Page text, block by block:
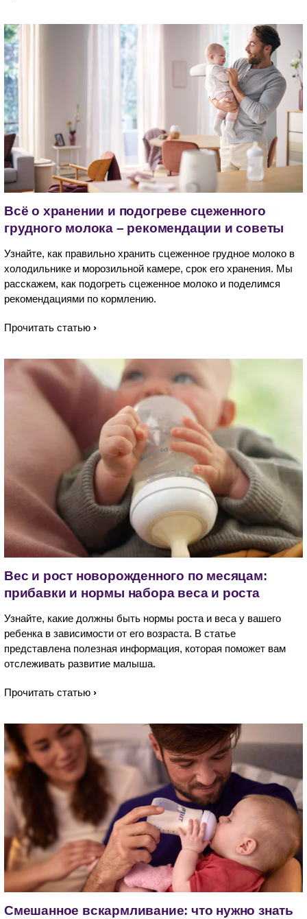
Всё о хранении и подогреве сцеженного
грудного молока – рекомендации и советы
Узнайте, как правильно хранить сцеженное грудное молоко в
холодильнике и морозильной камере, срок его хранения. Мы
расскажем, как подогреть сцеженное молоко и поделимся
рекомендациями по кормлению.
Прочитать статью
Вес и рост новорожденного по месяцам:
прибавки и нормы набора веса и роста
Узнайте, какие должны быть нормы роста и веса у вашего
ребенка в зависимости от его возраста. В статье
представлена полезная информация, которая поможет вам
отслеживать развитие малыша.
Прочитать статью
Смешанное вскармливание: что нужно знать